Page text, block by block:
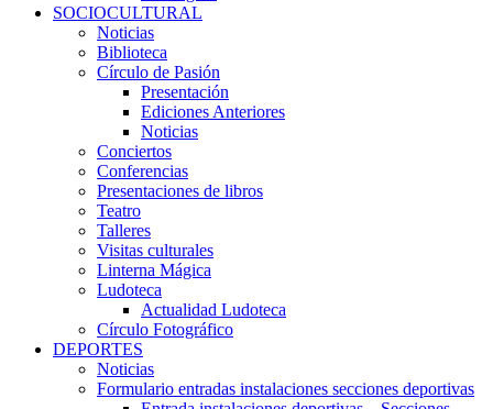
SOCIOCULTURAL
Noticias
Biblioteca
Círculo de Pasión
Presentación
Ediciones Anteriores
Noticias
Conciertos
Conferencias
Presentaciones de libros
Teatro
Talleres
Visitas culturales
Linterna Mágica
Ludoteca
Actualidad Ludoteca
Círculo Fotográfico
DEPORTES
Noticias
Formulario entradas instalaciones secciones deportivas